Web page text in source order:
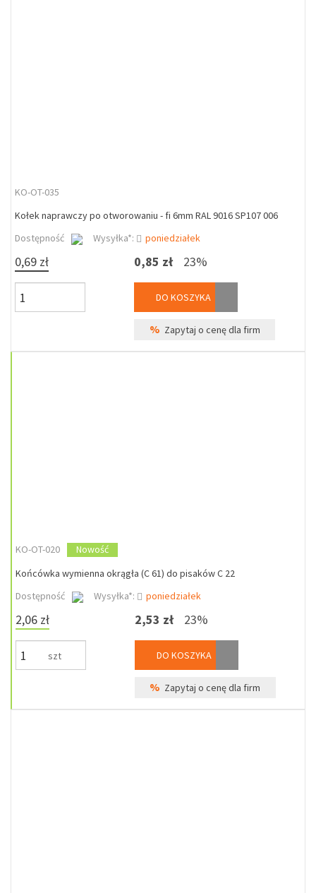
KO-OT-035
Kołek naprawczy po otworowaniu - fi 6mm RAL 9016 SP107 006
Dostępność
Wysyłka*: poniedziałek
0,69 zł 0,85 zł 23%
DO KOSZYKA
% Zapytaj o cenę dla firm
KO-OT-020
Nowość
Końcówka wymienna okrągła (C 61) do pisaków C 22
Dostępność
Wysyłka*: poniedziałek
2,06 zł
szt
2,53 zł 23%
DO KOSZYKA
% Zapytaj o cenę dla firm